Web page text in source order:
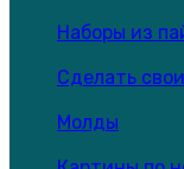
Наборы из
Сделать
Молды